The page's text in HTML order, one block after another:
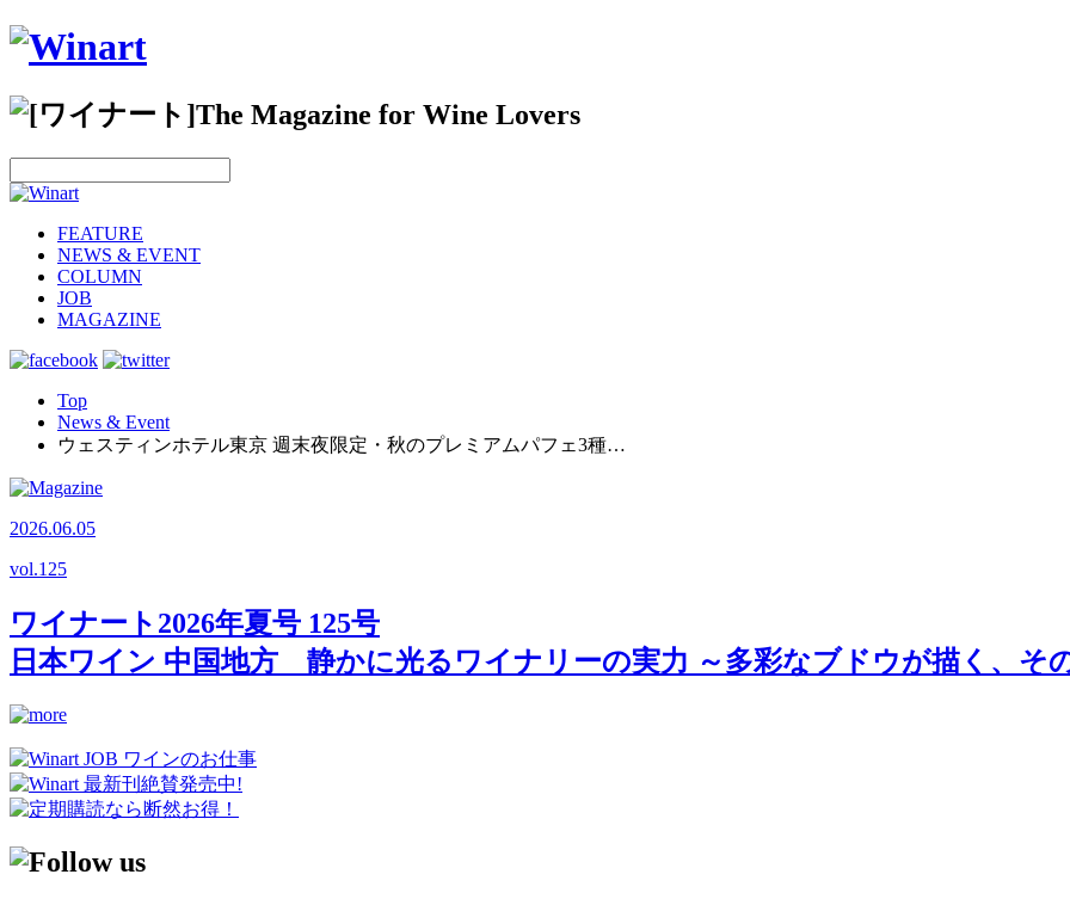
FEATURE
NEWS & EVENT
COLUMN
JOB
MAGAZINE
Top
News & Event
ウェスティンホテル東京 週末夜限定・秋のプレミアムパフェ3種…
2026.06.05
vol.125
ワイナート2026年夏号 125号
日本ワイン 中国地方 静かに光るワイナリーの実力 ～多彩なブドウが描く、そ